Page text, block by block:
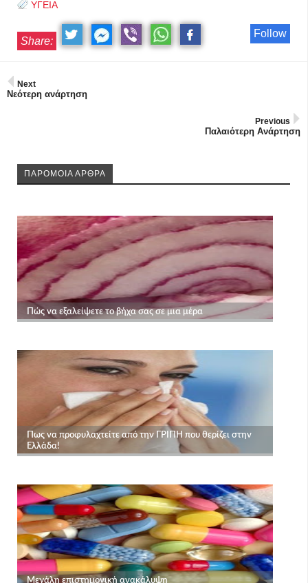
ΥΓΕΙΑ
Follow
Share:
Next
Νεότερη ανάρτηση
Previous
Παλαιότερη Ανάρτηση
ΠΑΡΟΜΟΙΑ ΑΡΘΡΑ